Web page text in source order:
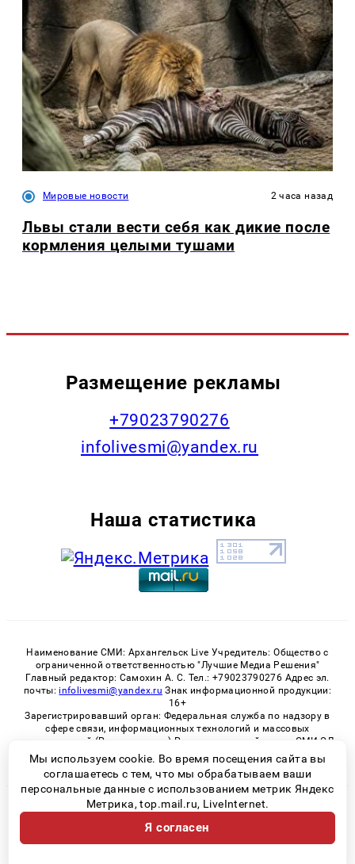
Мировые новости 2 часа назад
Львы стали вести себя как дикие после
кормления целыми тушами
Размещение рекламы
+79023790276
infolivesmi@yandex.ru
Наша статистика
Наименование СМИ: Архангельск Live Учредитель: Общество с
ограниченной ответственностью "Лучшие Медиа Решения"
Главный редактор: Самохин А. С. Тел.: +79023790276 Адрес эл.
почты: infolivesmi@yandex.ru Знак информационной продукции:
16+
Зарегистрировавший орган: Федеральная служба по надзору в
сфере связи, информационных технологий и массовых
коммуникаций (Роскомнадзор) Регистрационный номер СМИ ЭЛ
№ ФС 77 - 82533 от 21.01.2022
© 2026 «Архангельск Live» | Все права защищены
Возрастная категория сайта 16+
Политика конфиденциальности
Мы используем cookie. Во время посещения сайта вы
соглашаетесь с тем, что мы обрабатываем ваши
персональные данные с использованием метрик Яндекс
Метрика, top.mail.ru, LiveInternet.
Я согласен